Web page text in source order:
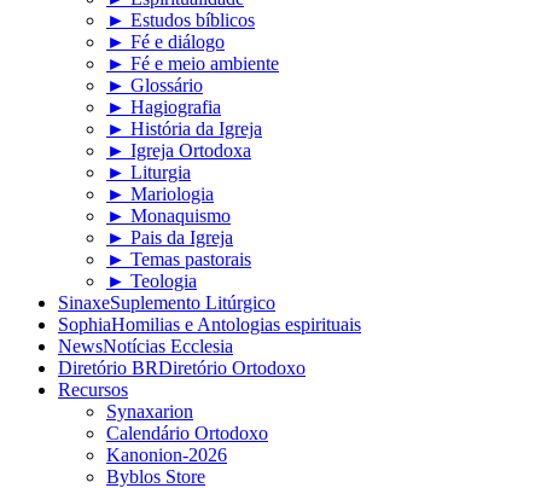
► Estudos bíblicos
► Fé e diálogo
► Fé e meio ambiente
► Glossário
► Hagiografia
► História da Igreja
► Igreja Ortodoxa
► Liturgia
► Mariologia
► Monaquismo
► Pais da Igreja
► Temas pastorais
► Teologia
SinaxeSuplemento Litúrgico
SophiaHomilias e Antologias espirituais
NewsNotícias Ecclesia
Diretório BRDiretório Ortodoxo
Recursos
Synaxarion
Calendário Ortodoxo
Kanonion-2026
Byblos Store